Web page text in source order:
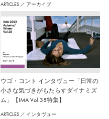
ARTICLES ／ アーカイブ
ウゴ・コント インタヴュー「日常の
小さな気づきがもたらすダイナミズ
ム」【IMA Vol.38特集】
ARTICLES ／ インタヴュー